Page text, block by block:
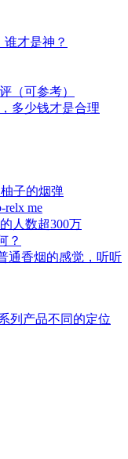
才是神？
（可参考）
多少钱才是合理
子的烟弹
me
人数超300万
？
通香烟的感觉，听听
列产品不同的定位